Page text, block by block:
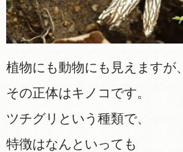
植物にも動物にも見えますが、
その正体はキノコです。
ツチグリという種類で、
特徴はなんといっても